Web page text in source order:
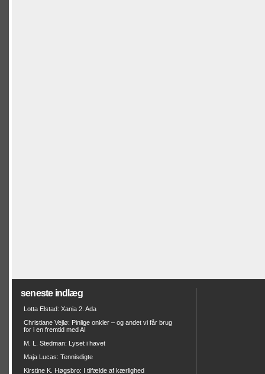
seneste indlæg
Lotta Elstad: Xania 2. Ada
Christiane Vejlø: Pinlige onkler – og andet vi får brug
for i en fremtid med AI
M. L. Stedman: Lyset i havet
Maja Lucas: Tennisdigte
Kirstine K. Høgsbro: I tilfælde af kærlighed